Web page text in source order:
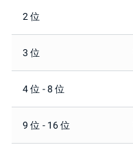
2 位
3 位
4 位 - 8 位
9 位 - 16 位